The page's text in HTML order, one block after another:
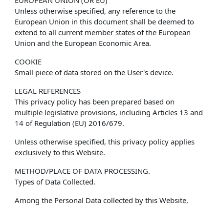
Unless otherwise specified, any reference to the
European Union in this document shall be deemed to
extend to all current member states of the European
Union and the European Economic Area.
COOKIE
Small piece of data stored on the User's device.
LEGAL REFERENCES
This privacy policy has been prepared based on
multiple legislative provisions, including Articles 13 and
14 of Regulation (EU) 2016/679.
Unless otherwise specified, this privacy policy applies
exclusively to this Website.
METHOD/PLACE OF DATA PROCESSING.
Types of Data Collected.
Among the Personal Data collected by this Website,